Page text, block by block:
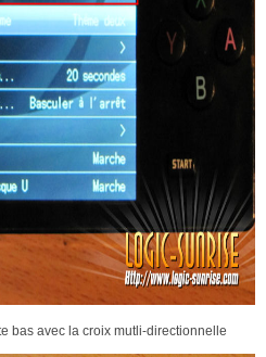
bas avec la croix mutli-directionnelle